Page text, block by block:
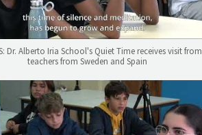
Dr. Alberto Iria School's Quiet Time receives visit from
teachers from Sweden and Spain